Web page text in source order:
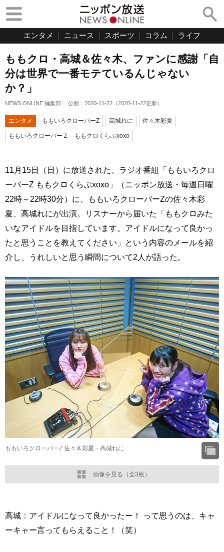
エンタメ ニュース スポーツ コラム ライフ
ももクロ・高城＆佐々木、ファンに感謝「自
分は世界で一番モテているんじゃない
か？」
NEWS ONLINE 編集部 公開： 2020-11-22 （2020-11-22更新）
エンタメ ももいろクローバーZ 高城れに 佐々木彩夏
ももいろクローバーＺ ももクロくらぶxoxo
11月15日（日）に放送された、ラジオ番組「ももいろクロ
ーバーZ ももクロくらぶxoxo」（ニッポン放送・毎週日曜
22時～22時30分）に、ももいろクローバーZの佐々木彩
夏、高城れにが出演。リスナーから届いた「ももクロみた
いなアイドルを目指しています。アイドルになって良かっ
たと思うことを教えてください」という内容のメールを紹
介し、うれしいと思う瞬間について2人が語った。
画像を見る（全3枚）
ももいろクローバーZ 佐々木彩夏・高城れに
高城：アイドルになって良かったー！ って思うのは、キャ
ーキャー言ってもらえること！（笑）